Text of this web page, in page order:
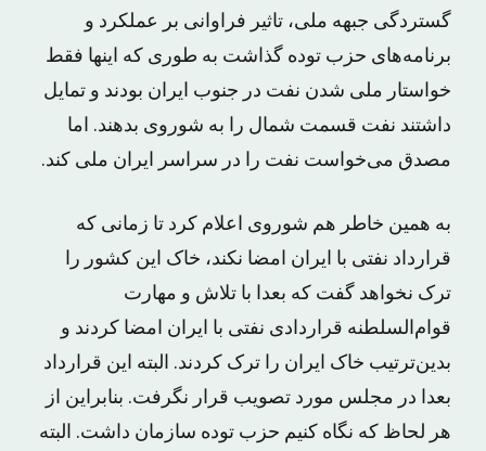
گستردگی جبهه ملی، تاثیر فراوانی بر عملکرد و
برنامه‌های حزب توده گذاشت به طوری که اینها فقط
خواستار ملی شدن نفت در جنوب ایران بودند و تمایل
داشتند نفت قسمت شمال را به شوروی بدهند. اما
مصدق می‌خواست نفت را در سراسر ایران ملی کند.
به همین خاطر هم شوروی اعلام کرد تا زمانی که
قرارداد نفتی با ایران امضا نکند، خاک این کشور را
ترک نخواهد گفت که بعدا با تلاش و مهارت
قوام‌السلطنه قراردادی نفتی با ایران امضا کردند و
بدین‌ترتیب خاک ایران را ترک کردند. البته این قرارداد
بعدا در مجلس مورد تصویب قرار نگرفت. بنابراین از
هر لحاظ که نگاه کنیم حزب توده سازمان داشت. البته